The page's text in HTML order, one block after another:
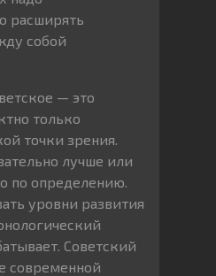
расширять
собой
— это
только
точки зрения.
лучше или
по определению.
уровни развития
Советский
современной